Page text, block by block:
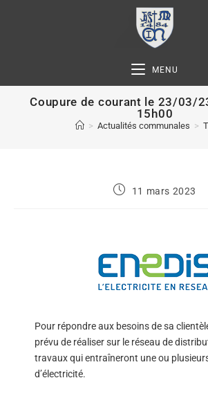
MENU
Coupure de courant le 23/03/
15h00
> Actualités communales >
11 mars 2023
Pour répondre aux besoins de sa
prévu de réaliser sur le réseau de
travaux qui entraîneront une ou
d’électricité.